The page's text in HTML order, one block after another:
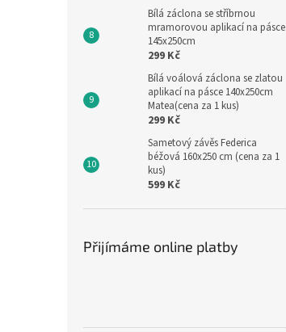
Bílá záclona se stříbrnou
mramorovou aplikací na pásce
145x250cm
299 Kč
Bílá voálová záclona se zlatou
aplikací na pásce 140x250cm
Matea(cena za 1 kus)
299 Kč
Sametový závěs Federica
béžová 160x250 cm (cena za 1
kus)
599 Kč
Přijímáme online platby